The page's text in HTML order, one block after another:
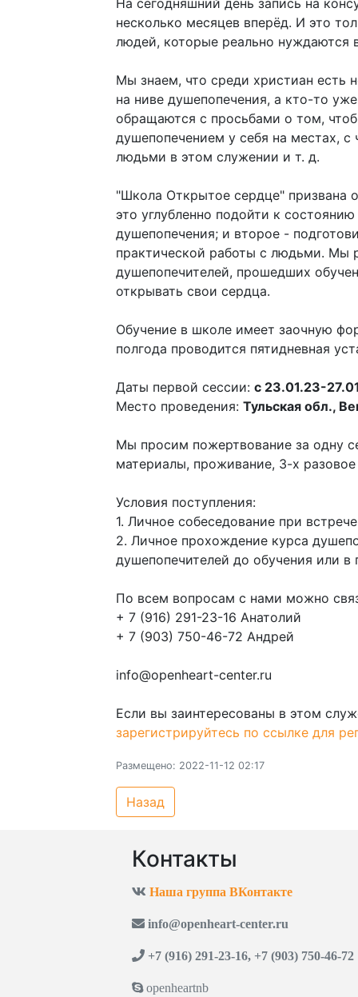
На сегодняшний день запись на
несколько месяцев вперёд. И это
людей, которые реально нуждаются
Мы знаем, что среди христиан есть
на ниве душепопечения, а кто-то
обращаются с просьбами о том,
душепопечением у себя на местах,
людьми в этом служении и т. д.
"Школа Открытое сердце" призвана
это углубленно подойти к
душепопечения; и второе -
практической работы с людьми. Мы
душепопечителей, прошедших
открывать свои сердца.
Обучение в школе имеет заочную
полгода проводится пятидневная
Даты первой сессии: с 23.01.23-
Место проведения: Тульская обл.,
Мы просим пожертвование за одну
материалы, проживание, 3-х разовое
Условия поступления:
1. Личное собеседование при
2. Личное прохождение курса
душепопечителей до обучения или
По всем вопросам с нами можно
+ 7 (916) 291-23-16 Анатолий
+ 7 (903) 750-46-72 Андрей
info@openheart-center.ru
Если вы заинтересованы в этом
зарегистрируйтесь по ссылке для
Размещено: 2022-11-12 02:17
Назад
Контакты
Наша группа ВКонтакте
info@openheart-center.ru
+7 (916) 291-23-16, +7 (903) 750-46-72
openheartnb